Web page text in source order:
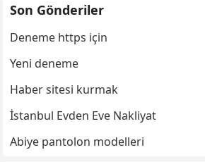
Son Gönderiler
Deneme https için
Yeni deneme
Haber sitesi kurmak
İstanbul Evden Eve Nakliyat
Abiye pantolon modelleri